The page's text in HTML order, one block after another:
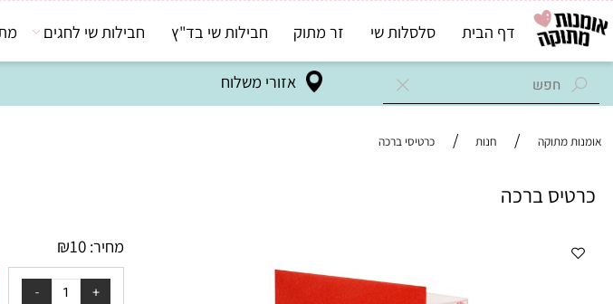
אזורי משלוח
דף הבית סלסלות שי זר מתוק חבילות שי בד"ץ חבילות שי לחגים מתנות
/ חנות כרטיסי ברכה
ברכה
מחיר: ₪ 10